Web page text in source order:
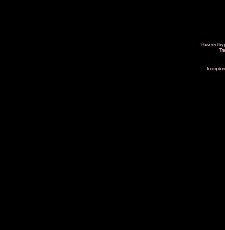
Powered by